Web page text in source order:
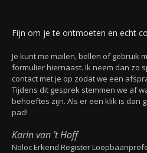
Fijn om je te ontmoeten en echt
Je kunt me mailen, bellen of gebruik
formulier hiernaast. Ik neem dan zo
contact met je op zodat we een
Tijdens dit gesprek stemmen we af
behoeftes zijn. Als er een klik is dan
pad!
Karin van ’t Hoff
Noloc Erkend Register